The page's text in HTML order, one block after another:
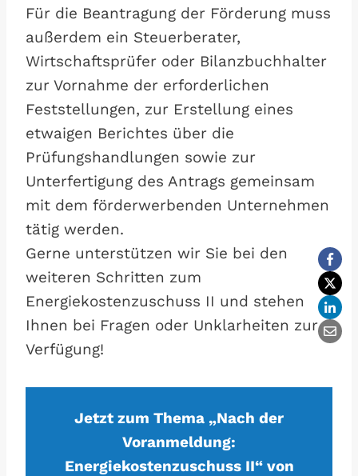
Für die Beantragung der Förderung muss
außerdem ein Steuerberater,
Wirtschaftsprüfer oder Bilanzbuchhalter
zur Vornahme der erforderlichen
Feststellungen, zur Erstellung eines
etwaigen Berichtes über die
Prüfungshandlungen sowie zur
Unterfertigung des Antrags gemeinsam
mit dem förderwerbenden Unternehmen
tätig werden.
Gerne unterstützen wir Sie bei den
weiteren Schritten zum
Energiekostenzuschuss II und stehen
Ihnen bei Fragen oder Unklarheiten zur
Verfügung!
Jetzt zum Thema „Nach der
Voranmeldung:
Energiekostenzuschuss II“ von